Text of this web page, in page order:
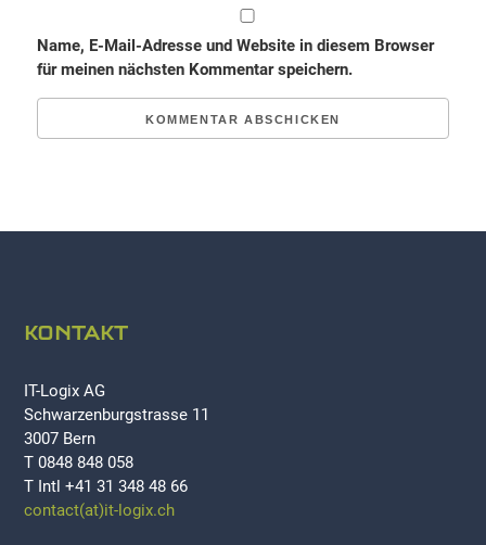
Name, E-Mail-Adresse und Website in diesem Browser
für meinen nächsten Kommentar speichern.
KONTAKT
IT-Logix AG
Schwarzenburgstrasse 11
3007 Bern
T 0848 848 058
T Intl +41 31 348 48 66
contact(at)it-logix.ch